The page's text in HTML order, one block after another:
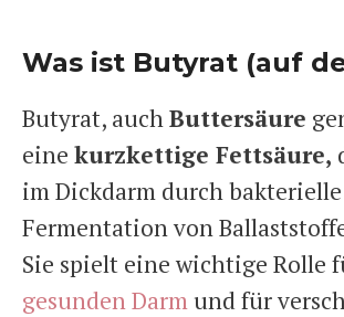
Was ist Butyrat (auf
Butyrat, auchButtersäure
eine kurzkettige Fettsäure,
im Dickdarm durch bakterielle
Fermentation von
Sie spielt eine wichtige Rolle
gesunden Darm und für